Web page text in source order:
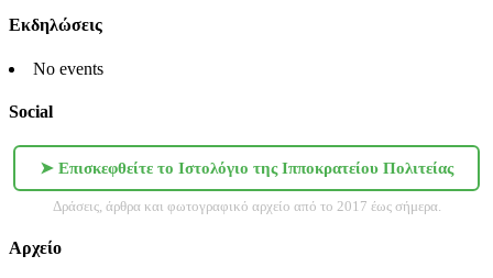
Εκδηλώσεις
No events
Social
➤ Επισκεφθείτε το Ιστολόγιο της Ιπποκρατείου Πολιτείας
Δράσεις, άρθρα και φωτογραφικό αρχείο από το 2017 έως σήμερα.
Αρχείο